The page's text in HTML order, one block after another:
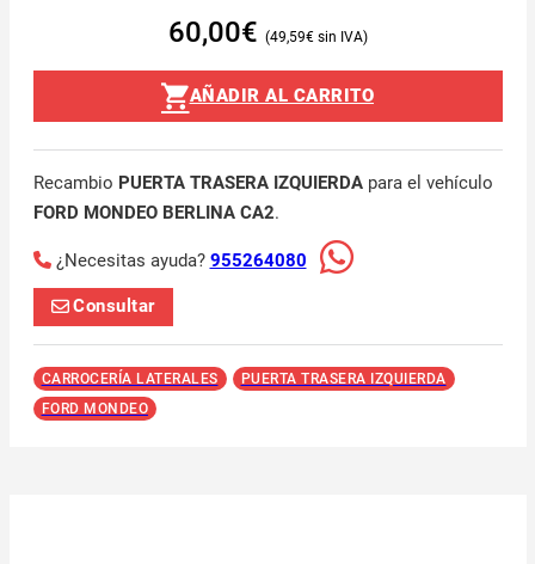
60,00€ 49,59€
AÑADIR AL CARRITO
Recambio PUERTA TRASERA IZQUIERDApara el vehículo
FORD MONDEO BERLINA CA2.
¿Necesitas ayuda? 955264080
Consultar
CARROCERÍA LATERALES
PUERTA TRASERA IZQUIERDA
FORD MONDEO